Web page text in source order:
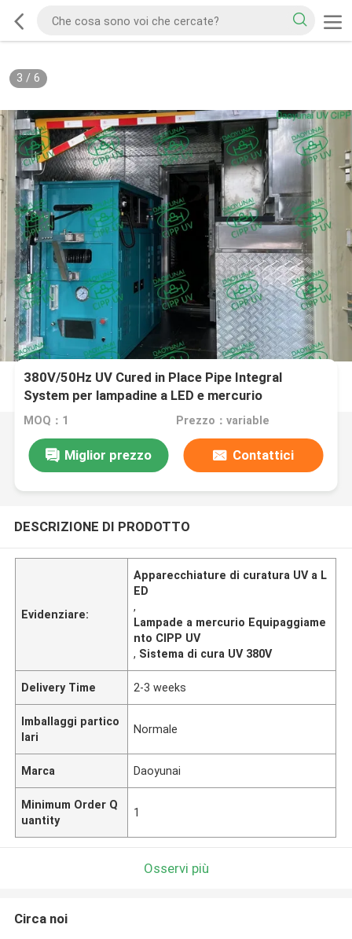
3 / 6
380V/50Hz UV Cured in Place Pipe Integral
System per lampadine a LED e mercurio
MOQ：1 Prezzo：variable
Miglior prezzo Contattici
DESCRIZIONE DI PRODOTTO
Evidenziare:
Apparecchiature di curatura UV a L
ED
,
Lampade a mercurio Equipaggiame
nto CIPP UV
, Sistema di cura UV 380V
Delivery Time 2-3 weeks
Imballaggi partico
lari
Normale
Marca Daoyunai
Minimum Order Q
uantity
1
Osservi più
Circa noi